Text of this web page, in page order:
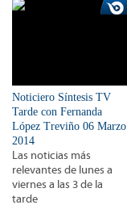
Noticiero Síntesis TV
Tarde con Fernanda
López Treviño 06 Marzo
2014
Las noticias más
relevantes de lunes a
viernes a las 3 de la
tarde